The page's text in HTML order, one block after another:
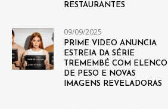
RESTAURANTES
09/09/2025
PRIME VIDEO ANUNCIA
ESTREIA DA SÉRIE
TREMEMBÉ COM ELENCO
DE PESO E NOVAS
IMAGENS REVELADORAS